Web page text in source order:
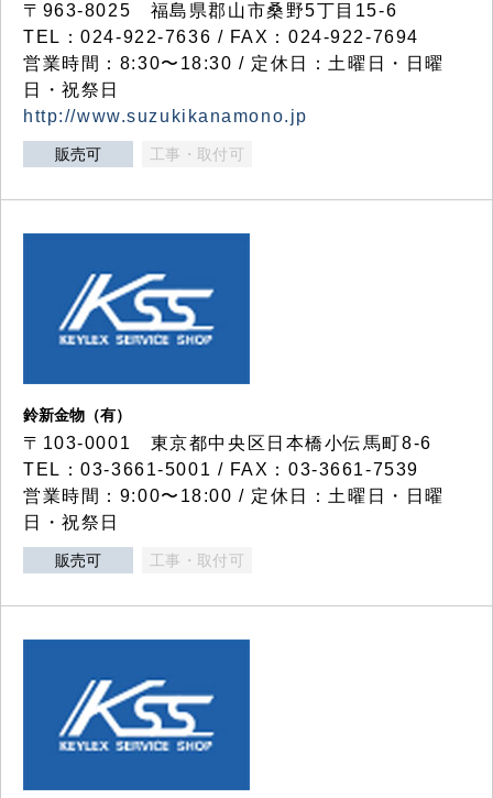
〒963-8025 福島県郡山市桑野5丁目15-6
TEL：024-922-7636 / FAX：024-922-7694
営業時間：8:30〜18:30 / 定休日：土曜日・日曜
日・祝祭日
http://www.suzukikanamono.jp
販売可 工事・取付可
鈴新金物（有）
〒103-0001 東京都中央区日本橋小伝馬町8-6
TEL：03-3661-5001 / FAX：03-3661-7539
営業時間：9:00〜18:00 / 定休日：土曜日・日曜
日・祝祭日
販売可 工事・取付可